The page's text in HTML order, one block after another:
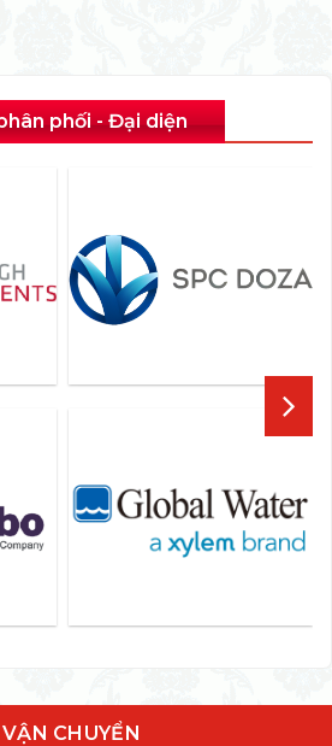
phối - Đại diện
CHUYỂN